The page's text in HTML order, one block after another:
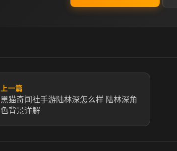
上一篇
黑猫奇闻社手游陆林深怎么样 陆林深角
色背景详解